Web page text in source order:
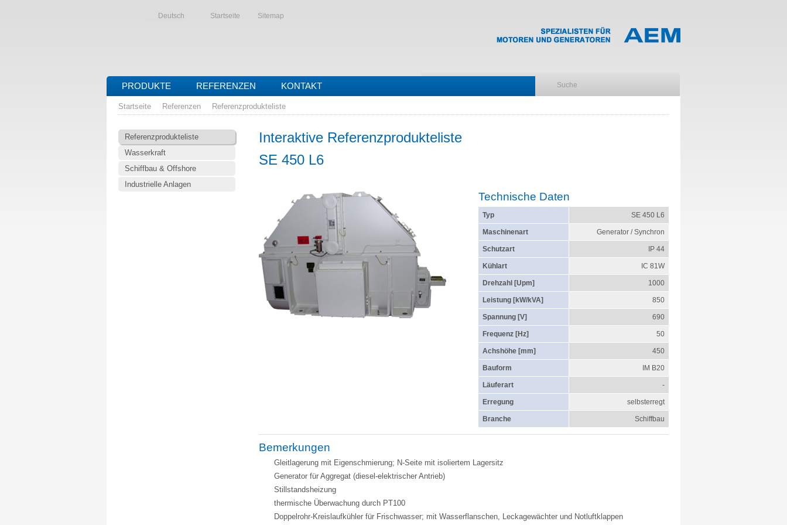
Deutsch Startseite Sitemap
PRODUKTE REFERENZEN KONTAKT
Startseite Referenzen Referenzprodukteliste
Referenzprodukteliste
Wasserkraft
Schiffbau & Offshore
Industrielle Anlagen
Interaktive Referenzprodukteliste
SE 450 L6
Technische Daten
Typ SE 450 L6
Maschinenart Generator / Synchron
Schutzart IP 44
Kühlart IC 81W
Drehzahl [Upm] 1000
Leistung [kW/kVA] 850
Spannung [V] 690
Frequenz [Hz] 50
Achshöhe [mm] 450
Bauform IM B20
Läuferart -
Erregung selbsterregt
Branche Schiffbau
Bemerkungen
Gleitlagerung mit Eigenschmierung; N-Seite mit isoliertem Lagersitz
Generator für Aggregat (diesel-elektrischer Antrieb)
Stillstandsheizung
thermische Überwachung durch PT100
Doppelrohr-Kreislaufkühler für Frischwasser; mit Wasserflanschen, Leckagewächter und Notluftklappen